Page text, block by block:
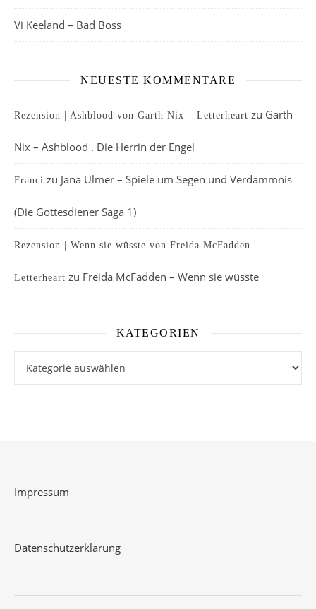
Vi Keeland – Bad Boss
NEUESTE KOMMENTARE
Rezension | Ashblood von Garth Nix – Letterheart zu Garth
Nix – Ashblood . Die Herrin der Engel
Franci zu Jana Ulmer – Spiele um Segen und Verdammnis
(Die Gottesdiener Saga 1)
Rezension | Wenn sie wüsste von Freida McFadden –
Letterheart zu Freida McFadden – Wenn sie wüsste
KATEGORIEN
Impressum
Datenschutzerklärung